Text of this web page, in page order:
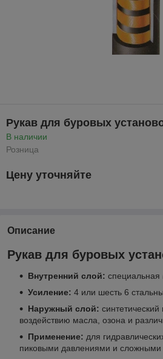
Рукав для буровых
В наличии
Розница
Цену уточняйте
Описание
Рукав для буровых
Внутренний слой: специальная
Усиление: 4 или шесть 6
Наружный слой: синтетический
воздействию масла, озона и
Применение: для
пиковыми давлениями и